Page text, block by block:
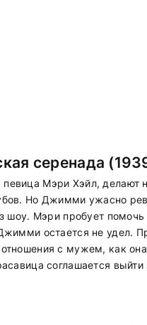
серенада
Мэри Хэйл, делают
Но Джимми ужасно
шоу. Мэри пробует помочь
остается не удел.
с мужем, как
соглашается